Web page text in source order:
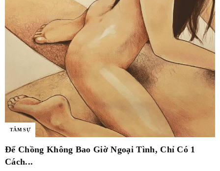
TÂM SỰ
Để Chồng Không Bao Giờ Ngoại Tình, Chỉ Có 1
Cách...